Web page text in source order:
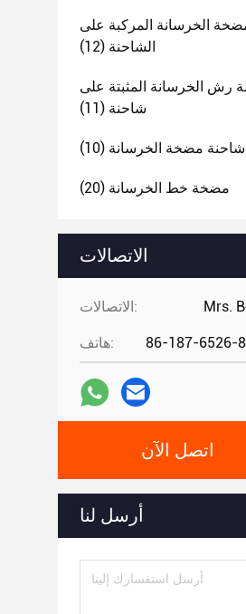
الخرسانة المركبة على
الشاحنة (12)
رش الخرسانة المثبتة على
شاحنة (11)
شاحنة مضخة الخرسانة (10)
مضخة خط الخرسانة (20)
الاتصالات
الاتصالات: Mrs.
هاتف:
اتصل الآن
أرسل لنا